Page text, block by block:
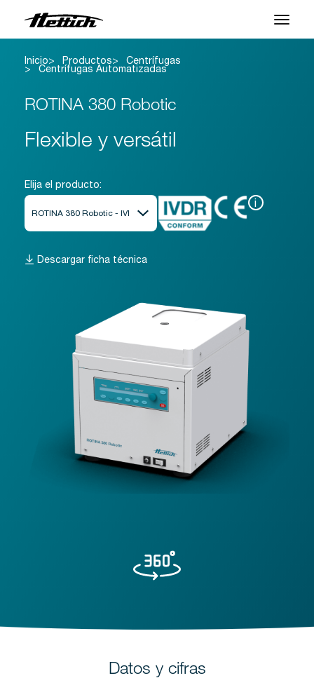
Productos
Aplicaciones
Centro de Soporte
Contacto
Inicio Productos Centrífugas
Centrífugas Automatizadas
ROTINA 380 Robotic
Flexible y versátil
Elija el producto:
i
Descargar ficha técnica
Datos y cifras